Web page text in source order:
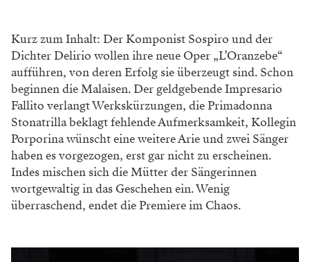
Kurz zum Inhalt: Der Komponist Sospiro und der
Dichter Delirio wollen ihre neue Oper „L’Oranzebe“
aufführen, von deren Erfolg sieüberzeugt sind. Schon
beginnen die Malaisen.Der geldgebende Impresario
Fallito verlangtWerkskürzungen, die Primadonna
Stonatrillabeklagt fehlende Aufmerksamkeit, Kollegin
Porporina wünscht eine weitere Arie und zwei Sänger
haben es vorgezogen, erst gar nicht zuerscheinen.
Indes mischen sich die Mütter der Sängerinnen
wortgewaltig in das Geschehenein. Wenig
überraschend, endet die Premiereim Chaos.